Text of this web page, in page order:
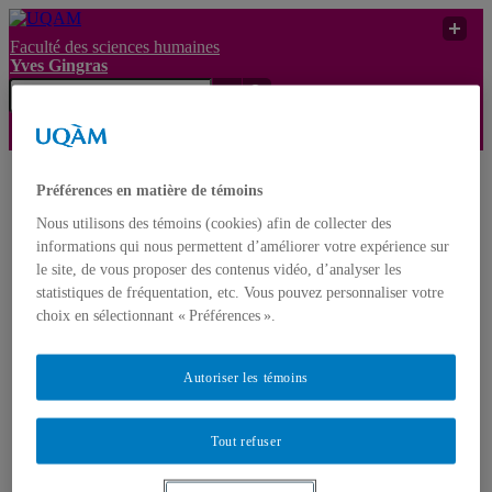
Faculté des sciences humaines
Yves Gingras
UQAM Yves Gingras
Gingras
Français
Accueil
À propos d’Yves Gingras
Distinctions et prix
Ouvrages édités
Articles scientifiques
Préférences en matière de témoins
Nous utilisons des témoins (cookies) afin de collecter des
informations qui nous permettent d’améliorer votre expérience sur
le site, de vous proposer des contenus vidéo, d’analyser les
statistiques de fréquentation, etc. Vous pouvez personnaliser votre
choix en sélectionnant « Préférences ».
Tout refuser
Autoriser les témoins